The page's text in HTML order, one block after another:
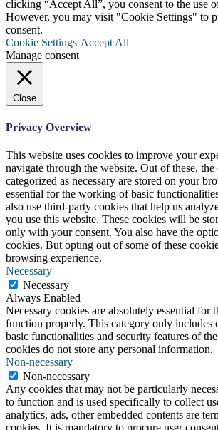
clicking “Accept All”, you consent to the use
However, you may visit "Cookie Settings" to
consent.
Cookie Settings Accept All
Manage consent
Close
Privacy Overview
This website uses cookies to improve your
navigate through the website. Out of these, the
categorized as necessary are stored on your
essential for the working of basic
also use third-party cookies that help us
you use this website. These cookies will be
only with your consent. You also have the
cookies. But opting out of some of these
browsing experience.
Necessary
Necessary
Always Enabled
Necessary cookies are absolutely essential for
function properly. This category only includes
basic functionalities and security features of
cookies do not store any personal information.
Non-necessary
Non-necessary
Any cookies that may not be particularly
to function and is used specifically to collect
analytics, ads, other embedded contents are
cookies. It is mandatory to procure user